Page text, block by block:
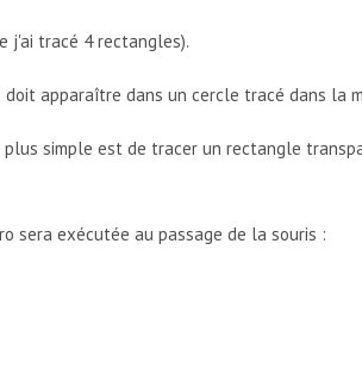
j'ai tracé 4 rectangles).
apparaître dans un cercle tracé dans la
simple est de tracer un rectangle
sera exécutée au passage de la souris :